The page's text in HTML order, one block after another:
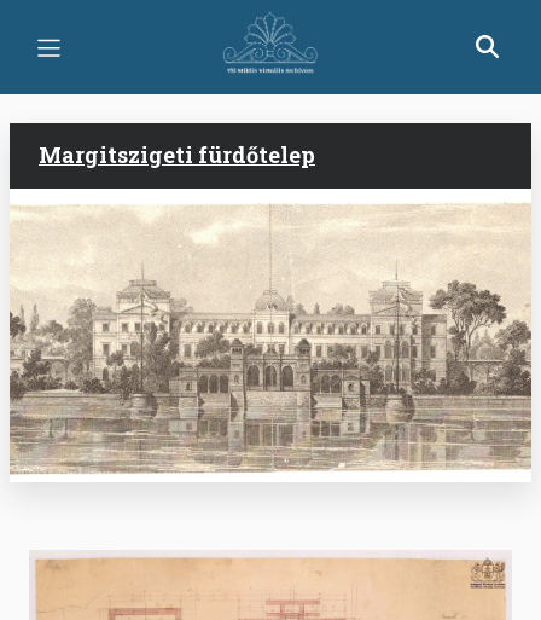
tartalomra
Margitszigeti fürdőtelep